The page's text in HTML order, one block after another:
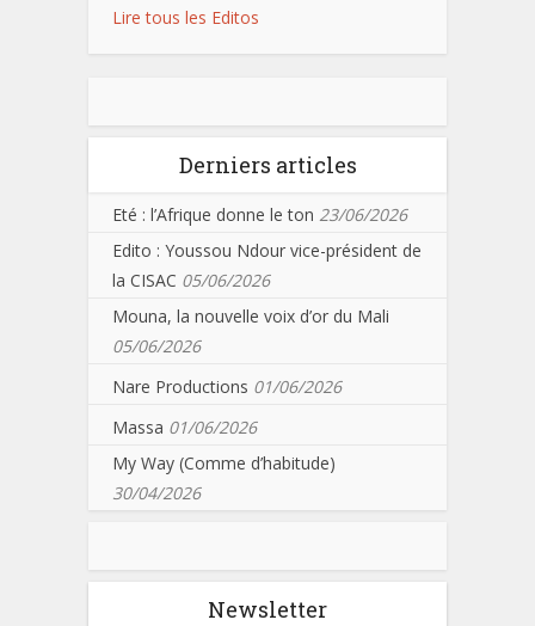
Lire tous les Editos
Derniers articles
Eté : l’Afrique donne le ton 23/06/2026
Edito : Youssou Ndour vice-président de
la CISAC 05/06/2026
Mouna, la nouvelle voix d’or du Mali
05/06/2026
Nare Productions 01/06/2026
Massa 01/06/2026
My Way (Comme d’habitude)
30/04/2026
Newsletter